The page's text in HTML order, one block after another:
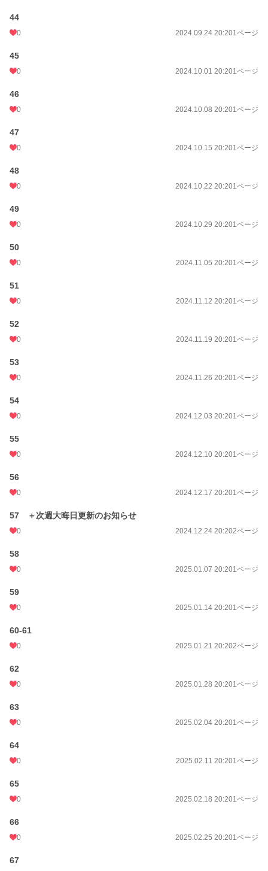
44
0 2024.09.24 20:201ページ
45
0 2024.10.01 20:201ページ
46
0 2024.10.08 20:201ページ
47
0 2024.10.15 20:201ページ
48
0 2024.10.22 20:201ページ
49
0 2024.10.29 20:201ページ
50
0 2024.11.05 20:201ページ
51
0 2024.11.12 20:201ページ
52
0 2024.11.19 20:201ページ
53
0 2024.11.26 20:201ページ
54
0 2024.12.03 20:201ページ
55
0 2024.12.10 20:201ページ
56
0 2024.12.17 20:201ページ
57 ＋次週大晦日更新のお知らせ
0 2024.12.24 20:202ページ
58
0 2025.01.07 20:201ページ
59
0 2025.01.14 20:201ページ
60-61
0 2025.01.21 20:202ページ
62
0 2025.01.28 20:201ページ
63
0 2025.02.04 20:201ページ
64
0 2025.02.11 20:201ページ
65
0 2025.02.18 20:201ページ
66
0 2025.02.25 20:201ページ
67